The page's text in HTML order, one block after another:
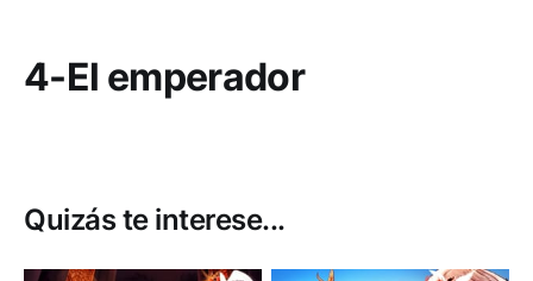
4-El emperador
Quizás te interese...